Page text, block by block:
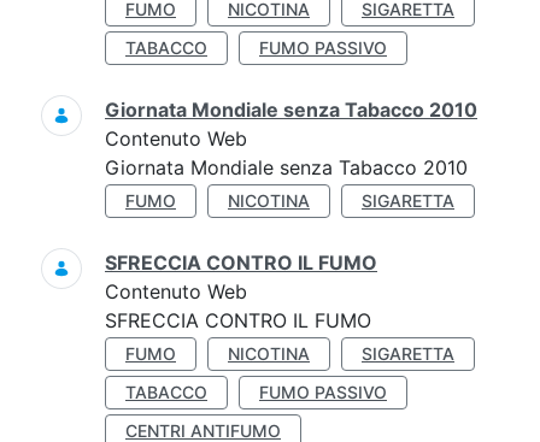
FUMO NICOTINA
SIGARETTA
TABACCO
FUMO PASSIVO
Giornata Mondiale senza Tabacco 2010
Contenuto Web
Giornata Mondiale senza Tabacco 2010
FUMO NICOTINA SIGARETTA
SFRECCIA CONTRO IL FUMO
Contenuto Web
SFRECCIA CONTRO IL FUMO
FUMO NICOTINA
SIGARETTA
TABACCO
FUMO PASSIVO
CENTRI ANTIFUMO